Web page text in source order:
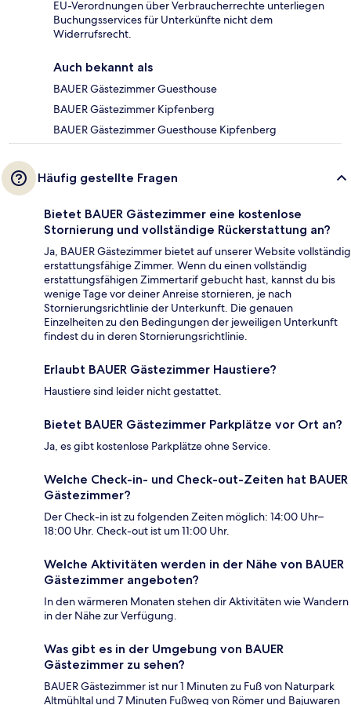
EU-Verordnungen über Verbraucherrechte unterliegen
Buchungsservices für Unterkünfte nicht dem
Widerrufsrecht.
Auch bekannt als
BAUER Gästezimmer Guesthouse
BAUER Gästezimmer Kipfenberg
BAUER Gästezimmer Guesthouse Kipfenberg
Häufig gestellte Fragen
Bietet BAUER Gästezimmer eine kostenlose
Stornierung und vollständige Rückerstattung an?
Ja, BAUER Gästezimmer bietet auf unserer Website vollständig
erstattungsfähige Zimmer. Wenn du einen vollständig
erstattungsfähigen Zimmertarif gebucht hast, kannst du bis
wenige Tage vor deiner Anreise stornieren, je nach
Stornierungsrichtlinie der Unterkunft. Die genauen
Einzelheiten zu den Bedingungen der jeweiligen Unterkunft
findest du in deren Stornierungsrichtlinie.
Erlaubt BAUER Gästezimmer Haustiere?
Haustiere sind leider nicht gestattet.
Bietet BAUER Gästezimmer Parkplätze vor Ort an?
Ja, es gibt kostenlose Parkplätze ohne Service.
Welche Check-in- und Check-out-Zeiten hat BAUER
Gästezimmer?
Der Check-in ist zu folgenden Zeiten möglich: 14:00 Uhr–
18:00 Uhr. Check-out ist um 11:00 Uhr.
Welche Aktivitäten werden in der Nähe von BAUER
Gästezimmer angeboten?
In den wärmeren Monaten stehen dir Aktivitäten wie Wandern
in der Nähe zur Verfügung.
Was gibt es in der Umgebung von BAUER
Gästezimmer zu sehen?
BAUER Gästezimmer ist nur 1 Minuten zu Fuß von Naturpark
Altmühltal und 7 Minuten Fußweg von Römer und Bajuwaren